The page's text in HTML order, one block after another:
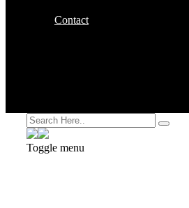
Contact
Toggle menu